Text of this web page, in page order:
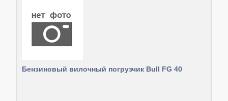
Бензиновый вилочный погрузчик Bull FG 40